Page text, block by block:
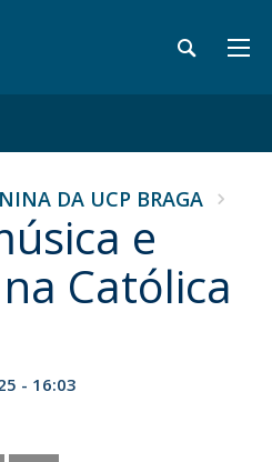
DA UCP BRAGA
e
Católica
- 16:03